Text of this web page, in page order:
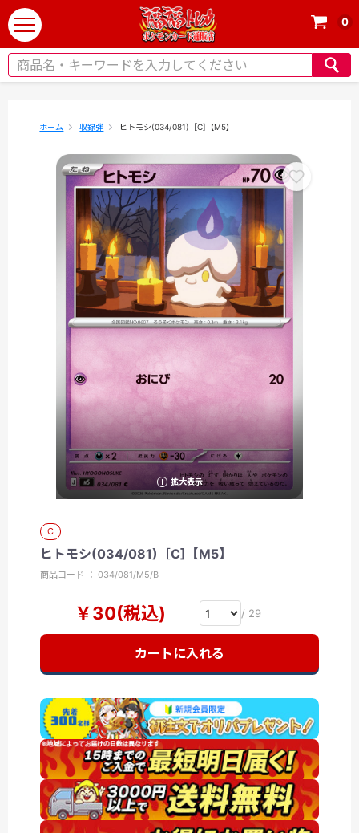
t
o
g
0
ホーム 収録弾 ヒトモシ(034/081)［C]【M5】
拡大表示
C
ヒトモシ(034/081)［C]【M5】
商品コード ： 034/081/M5/B
￥30(税込) / 29
カートに入れる